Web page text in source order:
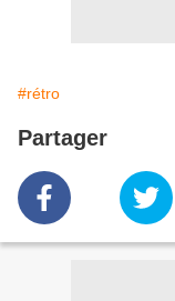
#rétro
Partager